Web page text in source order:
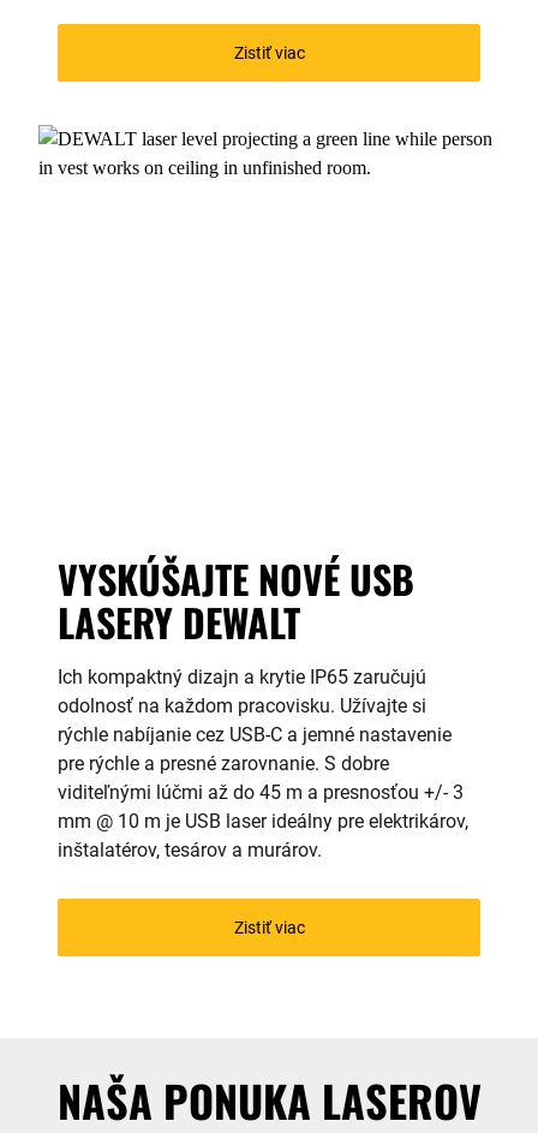
Zistiť viac
VYSKÚŠAJTE NOVÉ USB
LASERY DEWALT
Ich kompaktný dizajn a krytie IP65 zaručujú
odolnosť na každom pracovisku. Užívajte si
rýchle nabíjanie cez USB-C a jemné nastavenie
pre rýchle a presné zarovnanie. S dobre
viditeľnými lúčmi až do 45 m a presnosťou +/- 3
mm @ 10 m je USB laser ideálny pre elektrikárov,
inštalatérov, tesárov a murárov.
Zistiť viac
NAŠA PONUKA LASEROV